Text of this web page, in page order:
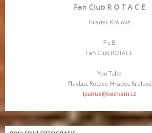
Fan Club R O T A C E
Hradec Králové
F c B
Fan Club ROTACE
You Tube
PlayList Rotace-Hradec Králové
ipanus@seznam.cz